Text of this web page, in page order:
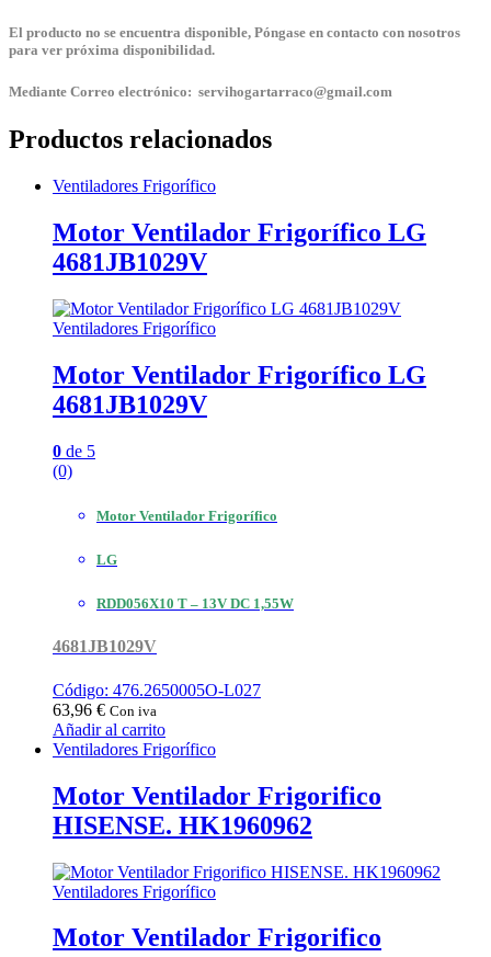
El producto no se encuentra disponible, Póngase en contacto con nosotros
para ver próxima disponibilidad.
Mediante Correo electrónico: servihogartarraco@gmail.com
Productos relacionados
Ventiladores Frigorífico
Motor Ventilador Frigorífico LG
4681JB1029V
Ventiladores Frigorífico
Motor Ventilador Frigorífico LG
4681JB1029V
0 de 5
(0)
Motor Ventilador Frigorífico
LG
RDD056X10 T – 13V DC 1,55W
4681JB1029V
Código: 476.2650005O-L027
63,96 € Con iva
Añadir al carrito
Ventiladores Frigorífico
Motor Ventilador Frigorifico
HISENSE. HK1960962
Ventiladores Frigorífico
Motor Ventilador Frigorifico